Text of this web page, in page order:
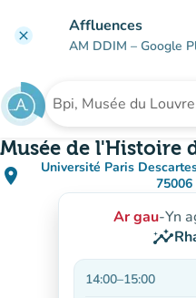
clear Affluences
AM DDIM – Google
Chwilio am sefydliad
Musée de l'Histoire
place
Université Paris
75006
Ar gau-Yn
insights
14:00–15:00